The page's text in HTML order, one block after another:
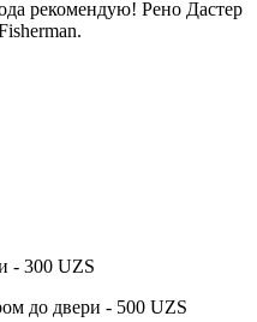
рекомендую! Рено Дастер
- 300 UZS
до двери - 500 UZS